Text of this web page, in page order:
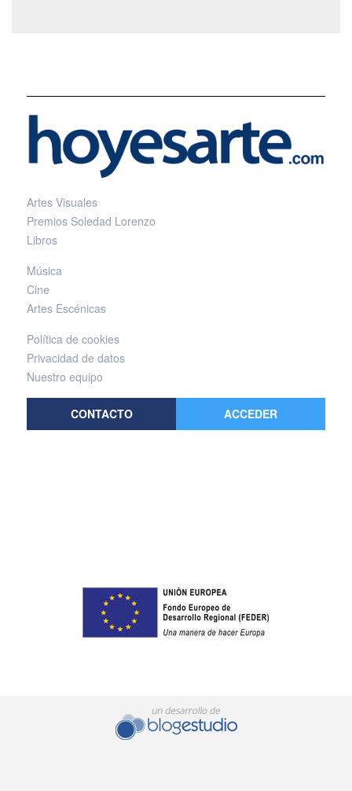
Artes Visuales
Premios Soledad Lorenzo
Libros
Música
Cine
Artes Escénicas
Política de cookies
Privacidad de datos
Nuestro equipo
CONTACTO ACCEDER